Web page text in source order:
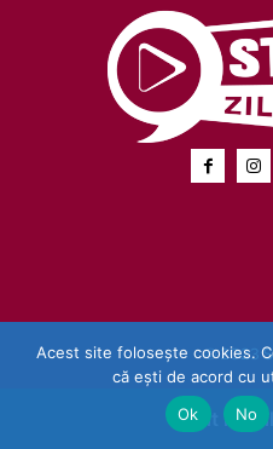
© 2023
Exit
Acest site folosește cookies.
că ești de acord cu
Ok
No